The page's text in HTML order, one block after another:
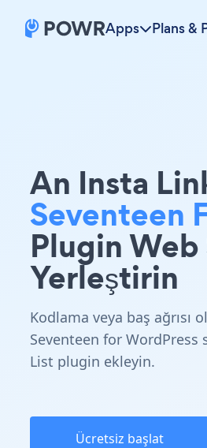
Apps Plans &
An Insta
Seventeen
Plugin
Yerleştirin
Kodlama veya baş ağrısı
Seventeen for WordPress
List plugin ekleyin.
Ücretsiz başlat